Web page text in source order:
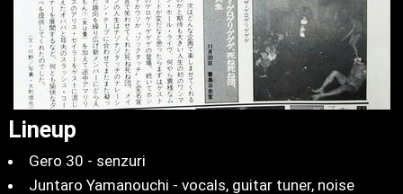
Lineup
Gero 30 - senzuri
Juntaro Yamanouchi - vocals, guitar tuner, noise